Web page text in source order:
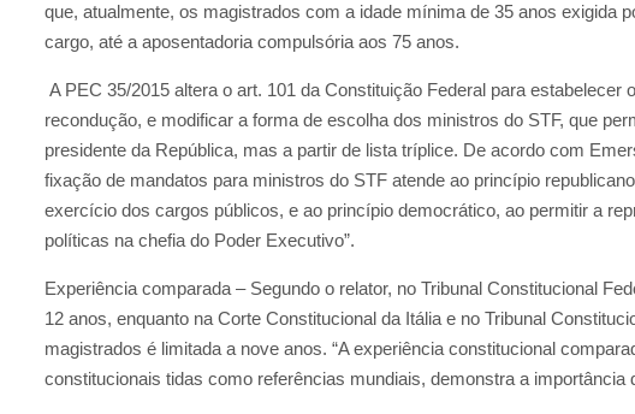
que, atualmente, os magistrados com a idade mínima de 35 anos exigida
cargo, até a aposentadoria compulsória aos 75 anos.
A PEC 35/2015 altera o art. 101 da Constituição Federal para estabelecer
recondução, e modificar a forma de escolha dos ministros do STF, que
presidente da República, mas a partir de lista tríplice. De acordo com
fixação de mandatos para ministros do STF atende ao princípio
exercício dos cargos públicos, e ao princípio democrático, ao permitir a
políticas na chefia do Poder Executivo”.
Experiência comparada – Segundo o relator, no Tribunal Constitucional
12 anos, enquanto na Corte Constitucional da Itália e no Tribunal
magistrados é limitada a nove anos. “A experiência constitucional
constitucionais tidas como referências mundiais, demonstra a importância